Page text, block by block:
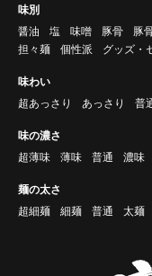
味別
醤油
塩 味噌 豚骨 豚
担々麺
個性派 グッズ・
味わい
超あっさり
あっさり 普
味の濃さ
超薄味
薄味 普通 濃味
麺の太さ
超細麺
細麺 普通 太麺